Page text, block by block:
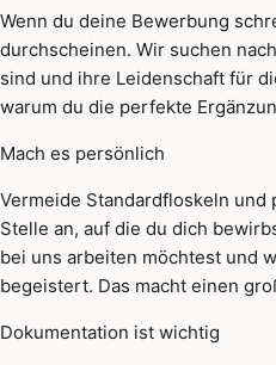
Wenn du deine Bewerbung
durchscheinen. Wir suchen
sind und ihre Leidenschaft für
warum du die perfekte
Mach es persönlich
Vermeide Standardfloskeln und
Stelle an, auf die du dich
bei uns arbeiten möchtest und
begeistert. Das macht einen
Dokumentation ist wichtig